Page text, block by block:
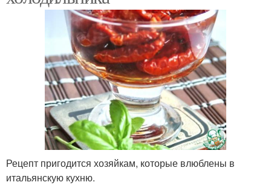
Рецепт пригодится хозяйкам, которые влюблены в
итальянскую кухню.